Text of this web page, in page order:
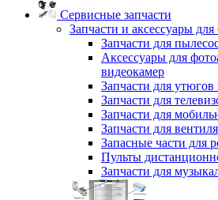
Сервисные запчасти
Запчасти и аксессуары
Запчасти для
Аксессуары для
видеокамер
Запчасти для утюгов
Запчасти для
Запчасти для
Запчасти для
Запасные части для
Пульты
Запчасти для